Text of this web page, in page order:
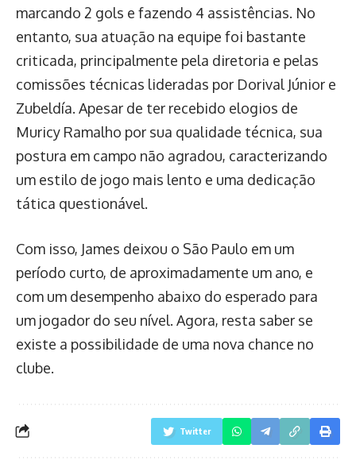
marcando 2 gols e fazendo 4 assistências. No
entanto, sua atuação na equipe foi bastante
criticada, principalmente pela diretoria e pelas
comissões técnicas lideradas por Dorival Júnior e
Zubeldía. Apesar de ter recebido elogios de
Muricy Ramalho por sua qualidade técnica, sua
postura em campo não agradou, caracterizando
um estilo de jogo mais lento e uma dedicação
tática questionável.
Com isso, James deixou o São Paulo em um
período curto, de aproximadamente um ano, e
com um desempenho abaixo do esperado para
um jogador do seu nível. Agora, resta saber se
existe a possibilidade de uma nova chance no
clube.
Twitter